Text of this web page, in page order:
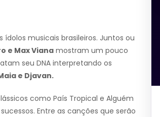
musicais brasileiros. Juntos ou
e Max Viana mostram um pouco
seu DNA interpretando os
e Djavan.
como País Tropical e Alguém
Entre as canções que serão